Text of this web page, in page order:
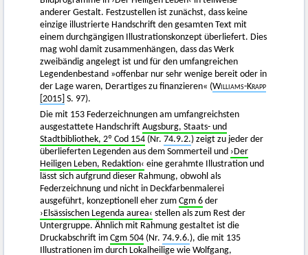
anderer Gestalt. Festzustellen ist zunächst, dass keine
einzige illustrierte Handschrift den gesamten Text mit
einem durchgängigen Illustrationskonzept überliefert. Dies
mag wohl damit zusammenhängen, dass das Werk
zweibändig angelegt ist und für den umfangreichen
Legendenbestand »offenbar nur sehr wenige bereit oder in
der Lage waren, Derartiges zu finanzieren« (Williams-Krapp
[2015] S. 97).
Die mit 153 Federzeichnungen am umfangreichsten
ausgestattete Handschrift Augsburg, Staats- und
Stadtbibliothek, 2º Cod 154 (Nr. 74.9.2.) zeigt zu jeder der
überlieferten Legenden aus dem Sommerteil und ›Der
Heiligen Leben, Redaktion‹ eine gerahmte Illustration und
lässt sich aufgrund dieser Rahmung, obwohl als
Federzeichnung und nicht in Deckfarbenmalerei
ausgeführt, konzeptionell eher zum Cgm 6 der
›Elsässischen Legenda aurea‹ stellen als zum Rest der
Untergruppe. Ähnlich mit Rahmung gestaltet ist die
Druckabschrift im Cgm 504 (Nr. 74.9.6.), die mit 135
Illustrationen im durch Lokalheilige wie Wolfgang,